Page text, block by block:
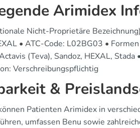
Arimidex
Nicht-Proprietäre
• ATC-Code: L02BG03 •
(Teva), Sandoz, HEXAL,
Verschreibungspflichtig
&
Patienten Arimidex in
umfassen Benu sowie